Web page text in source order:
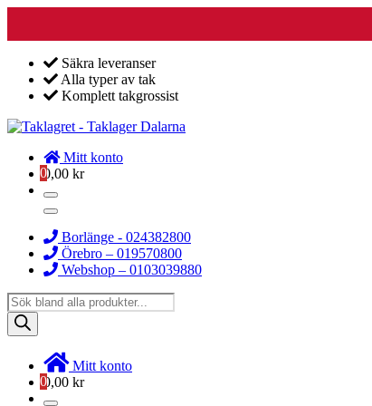
Säkra leveranser
Alla typer av tak
Komplett takgrossist
Mitt konto
00,00 kr
Borlänge - 024382800
Örebro – 019570800
Webshop – 0103039880
Products
search
Mitt konto
00,00 kr